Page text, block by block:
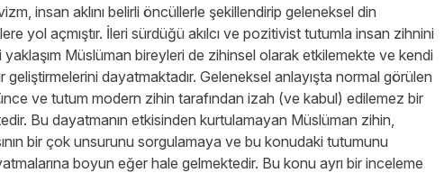
insan aklını belirli öncüllerle şekillendirip geleneksel din
yol açmıştır. İleri sürdüğü akılcı ve pozitivist tutumla insan zihnini
yaklaşım Müslüman bireyleri de zihinsel olarak etkilemekte ve kendi
dayatmaktadır. Geleneksel anlayışta normal görülen
ve tutum modern zihin tarafından izah (ve kabul) edilemez bir
Bu dayatmanın etkisinden kurtulamayan Müslüman zihin,
bir çok unsurunu sorgulamaya ve bu konudaki tutumunu
boyun eğer hale gelmektedir. Bu konu ayrı bir inceleme